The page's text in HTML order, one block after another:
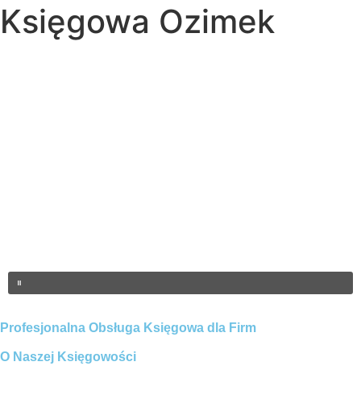
Księgowa Ozimek
Profesjonalna Obsługa Księgowa dla Firm
O Naszej Księgowości